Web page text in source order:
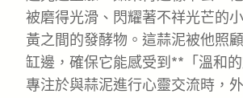
被磨得光滑、閃耀著不祥光芒的
黃之間的發酵物。這蒜泥被他照
缸邊，確保它能感受到**「溫和
專注於與蒜泥進行心靈交流時，